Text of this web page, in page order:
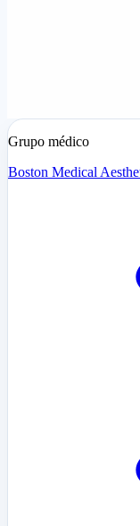
Grupo médico
Boston Medical